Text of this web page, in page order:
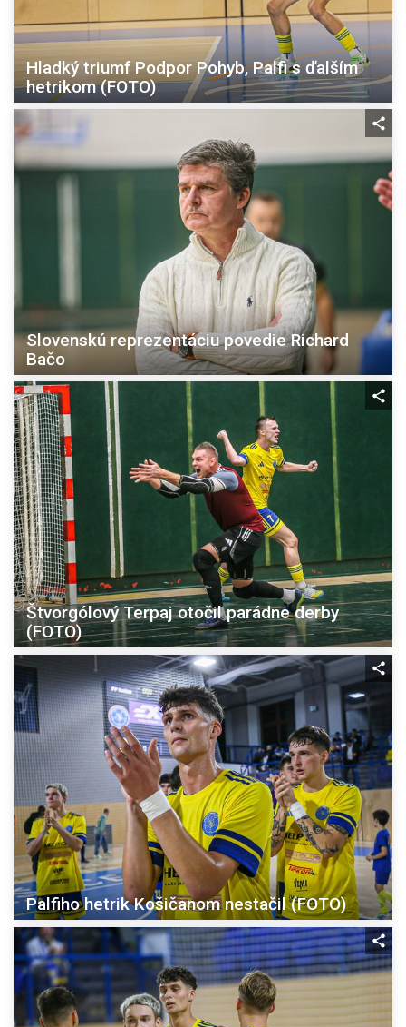
Hladký triumf Podpor Pohyb, Palfi s ďalším
hetrikom (FOTO)
Slovenskú reprezentáciu povedie Richard
Bačo
Štvorgólový Terpaj otočil parádne derby
(FOTO)
Palfiho hetrik Košičanom nestačil (FOTO)